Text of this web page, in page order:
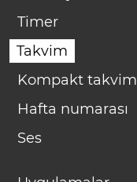
Timer
Takvim
Kompakt takvim
Hafta numarası
Ses